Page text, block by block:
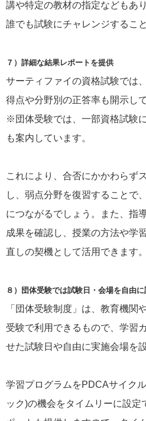
講や特定の教材の指定などもあ
誰でも試験にチャレンジするこ
７）詳細な結果レポートを提供
サーティファイの資格試験では
得点や分野別の正答率も開示し
※団体受験では、一部資格試験
も案内しています。
これにより、合否にかかわらず
し、弱点分野を復習することで
につながるでしょう。また、指
成果を確認し、授業の方法や学
直しの契機として活用できます。
８）団体受験では試験日・会場を自由
「団体受験制度」は、教育機関
受験で利用できるもので、学習
せた試験日や自由に実施会場を
学習プログラムをPDCAサイク
ック)の機会をタイムリーに設定